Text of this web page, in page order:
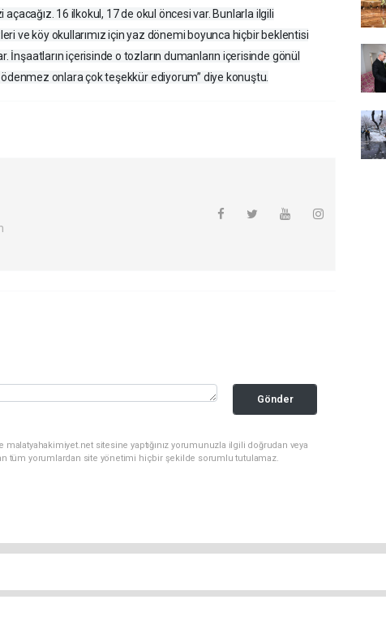
16 ilkokul, 17 de okul öncesi var. Bunlarla ilgili
ve köy okullarımız için yaz dönemi boyunca hiçbir beklentisi
içerisinde o tozların dumanların içerisinde gönül
ödenmez onlara çok teşekkür ediyorum” diye konuştu.
Gönder
sitesine yaptığınız yorumunuzla ilgili doğrudan veya
tüm yorumlardan site yönetimi hiçbir şekilde sorumlu tutulamaz.